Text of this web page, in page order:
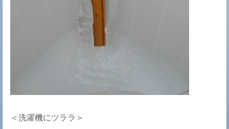
＜洗濯機にツララ＞